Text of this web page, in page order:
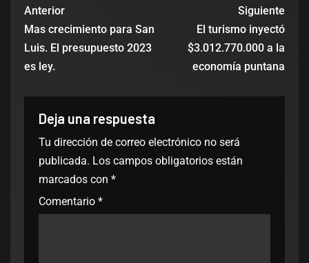
Anterior
Mas crecimiento para San
Luis. El presupuesto 2023
es ley.
Siguiente
El turismo inyectó
$3.012.770.000 a la
economía puntana
Deja una respuesta
Tu dirección de correo electrónico no será
publicada. Los campos obligatorios están
marcados con *
Comentario *